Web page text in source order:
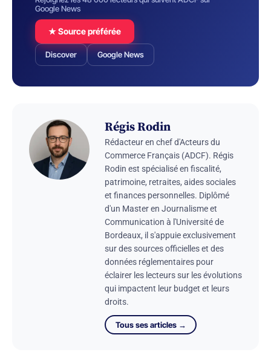
Google News
★ Source préférée
Discover Google News
Régis Rodin
Rédacteur en chef d'Acteurs du
Commerce Français (ADCF). Régis
Rodin est spécialisé en fiscalité,
patrimoine, retraites, aides sociales
et finances personnelles. Diplômé
d'un Master en Journalisme et
Communication à l'Université de
Bordeaux, il s'appuie exclusivement
sur des sources officielles et des
données réglementaires pour
éclairer les lecteurs sur les évolutions
qui impactent leur budget et leurs
droits.
Tous ses articles →